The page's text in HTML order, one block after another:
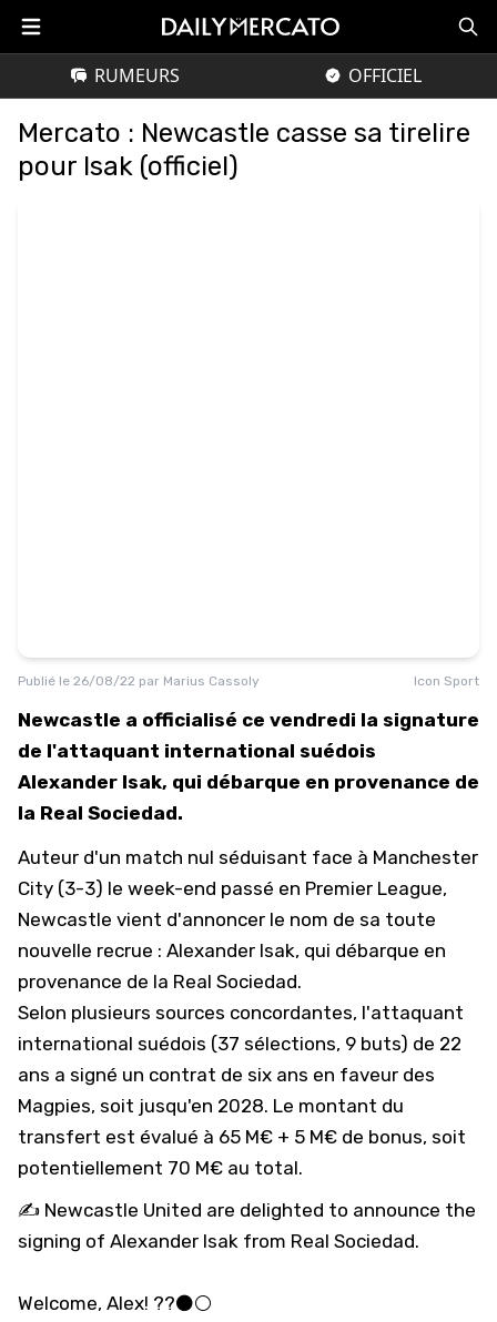
RUMEURS OFFICIEL
Mercato : Newcastle casse sa tirelire
pour Isak (officiel)
Publié le 26/08/22 par Marius Cassoly Icon Sport
Newcastle a officialisé ce vendredi la signature
de l'attaquant international suédois
Alexander Isak, qui débarque en provenance de
la Real Sociedad.
Auteur d'un match nul séduisant face à Manchester
City (3-3) le week-end passé en Premier League,
Newcastle vient d'annoncer le nom de sa toute
nouvelle recrue : Alexander Isak, qui débarque en
provenance de la Real Sociedad.
Selon plusieurs sources concordantes, l'attaquant
international suédois (37 sélections, 9 buts) de 22
ans a signé un contrat de six ans en faveur des
Magpies, soit jusqu'en 2028. Le montant du
transfert est évalué à 65 M€ + 5 M€ de bonus, soit
potentiellement 70 M€ au total.
✍️ Newcastle United are delighted to announce the
signing of Alexander Isak from Real Sociedad.
Welcome, Alex! ??⚫️⚪️